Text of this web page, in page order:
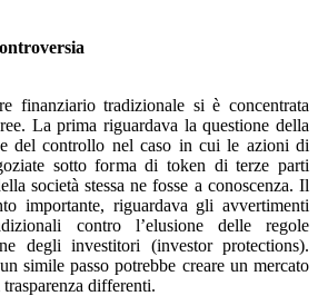
finanziario tradizionale si è concentrata
La prima riguardava la questione della
del controllo nel caso in cui le azioni di
sotto forma di token di terze parti
società stessa ne fosse a conoscenza. Il
importante, riguardava gli avvertimenti
contro l’elusione delle regole
degli investitori (investor protections).
simile passo potrebbe creare un mercato
differenti.